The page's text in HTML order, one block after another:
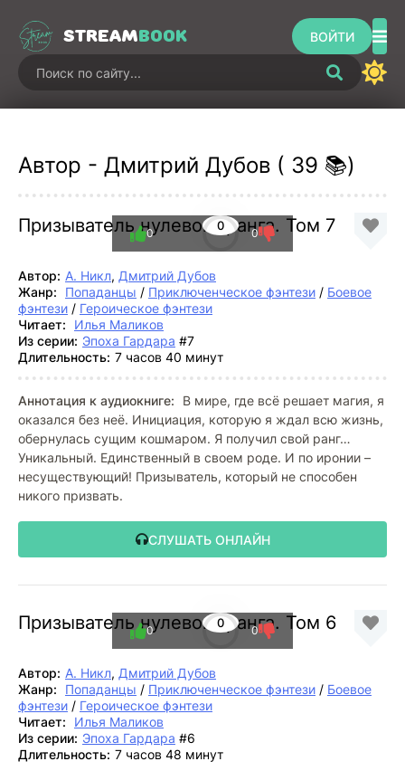
STREAMBOOK ВОЙТИ
Автор - Дмитрий Дубов ( 39 📚)
Призыватель нулевого ранга. Том 7
0
0 0
Автор: А. Никл, Дмитрий Дубов
Жанр:
Попаданцы / Приключенческое фэнтези / Боевое
фэнтези / Героическое фэнтези
Читает:
Илья Маликов
Из серии: Эпоха Гардара #7
Длительность: 7 часов 40 минут
Аннотация к аудиокниге:
В мире, где всё решает магия, я
оказался без неё. Инициация, которую я ждал всю жизнь,
обернулась сущим кошмаром. Я получил свой ранг…
Уникальный. Единственный в своем роде. И по иронии –
несуществующий! Призыватель, который не способен
никого призвать.
СЛУШАТЬ ОНЛАЙН
Призыватель нулевого ранга. Том 6
0
0 0
Автор: А. Никл, Дмитрий Дубов
Жанр:
Попаданцы / Приключенческое фэнтези / Боевое
фэнтези / Героическое фэнтези
Читает:
Илья Маликов
Из серии: Эпоха Гардара #6
Длительность: 7 часов 48 минут